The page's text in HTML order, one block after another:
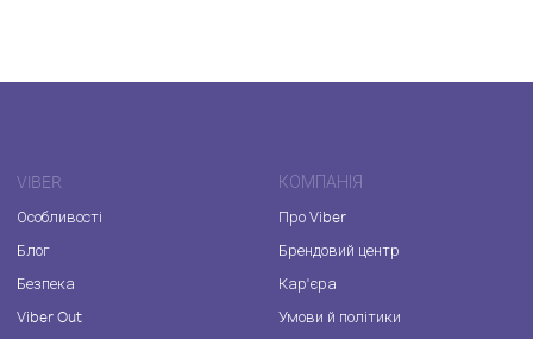
VIBER
Особливості
Блог
Безпека
Viber Out
КОМПАНІЯ
Про Viber
Брендовий центр
Кар'єра
Умови й політики